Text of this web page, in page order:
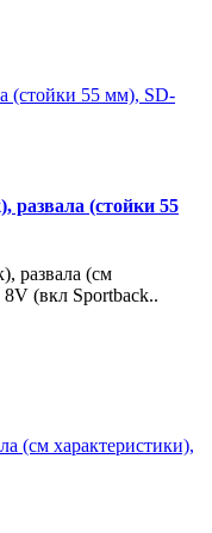
развала (стойки 55
развала (см
(вкл Sportback..